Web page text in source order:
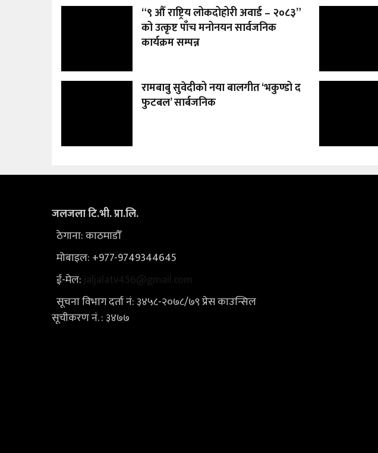
“९ औँ राष्ट्रिय लोकदोहोरी अवार्ड – २०८३”
को उत्कृष्ट पाँच मनोनयन सार्वजनिक
कार्यक्रम सम्पन्न
रामबाबु सुवेदीको नया बालगीत ‘भकुण्डो द
फुटबल’ सार्बजनिक
जलजला टि.भी. प्रा.लि.
ठेगाना: काठमाडौँ
मोबाइल: +977-9749344645
ई-मेल: jaljalatv456@gmail.com
सूचना विभाग दर्ता नं: ३४५८-२०७८/७९ प्रेस काउन्सिल
सूचीकरण नं. : ३४७७